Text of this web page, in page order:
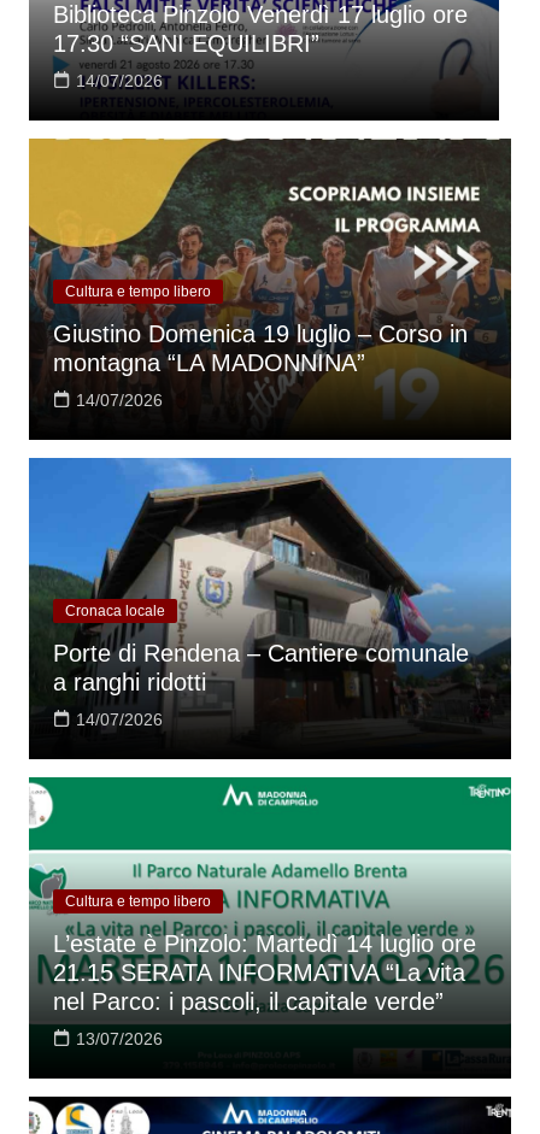
Biblioteca Pinzolo Venerdì 17 luglio ore
17.30 “SANI EQUILIBRI”
14/07/2026
Cultura e tempo libero
Giustino Domenica 19 luglio – Corso in
montagna “LA MADONNINA”
14/07/2026
Cronaca locale
Porte di Rendena – Cantiere comunale
a ranghi ridotti
14/07/2026
Cultura e tempo libero
L’estate è Pinzolo: Martedì 14 luglio ore
21.15 SERATA INFORMATIVA “La vita
nel Parco: i pascoli, il capitale verde”
13/07/2026